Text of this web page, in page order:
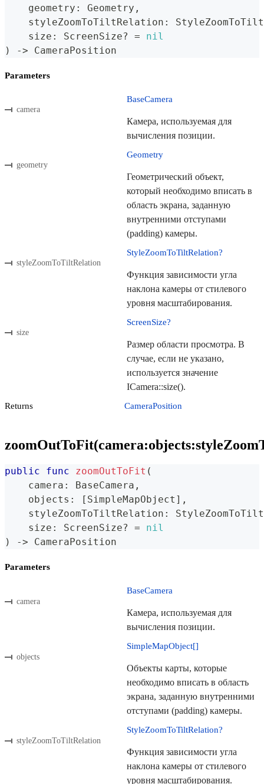
    geometry
: Geometry ,
    styleZoomToTiltRelation
:
    size
: ScreenSize? =
nil
)
-> CameraPosition
Parameters
camera
BaseCamera
Камера, используемая для
вычисления позиции.
geometry
Geometry
Геометрический объект,
который необходимо вписать в
область экрана, заданную
внутренними отступами
(padding) камеры.
styleZoomToTiltRelation
StyleZoomToTiltRelation?
Функция зависимости угла
наклона камеры от стилевого
уровня масштабирования.
size
ScreenSize?
Размер области просмотра. В
случае, если не указано,
используется значение
ICamera::size().
Returns CameraPosition
public func zoomOutToFit (
    camera
: BaseCamera ,
    objects
: [ SimpleMapObject ] ,
    styleZoomToTiltRelation
:
    size
: ScreenSize? =
nil
)
-> CameraPosition
Parameters
camera
BaseCamera
Камера, используемая для
вычисления позиции.
objects
SimpleMapObject[]
Объекты карты, которые
необходимо вписать в область
экрана, заданную внутренними
отступами (padding) камеры.
styleZoomToTiltRelation
StyleZoomToTiltRelation?
Функция зависимости угла
наклона камеры от стилевого
уровня масштабирования.